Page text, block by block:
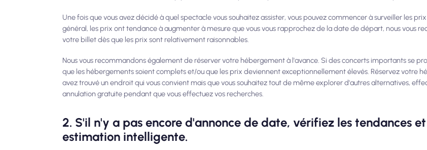
Une fois que vous avez décidé à quel spectacle vous souhaitez assister, vous pouvez commencer à surveiller les
général, les prix ont tendance à augmenter à mesure que vous vous rapprochez de la date de départ, nous vous
votre billet dès que les prix sont relativement raisonnables.
Nous vous recommandons également de réserver votre hébergement à l'avance. Si des concerts importants se
que les hébergements soient complets et/ou que les prix deviennent exceptionnellement élevés. Réservez votre
avez trouvé un endroit qui vous convient mais que vous souhaitez tout de même explorer d'autres alternatives,
annulation gratuite pendant que vous effectuez vos recherches.
2. S'il n'y a pas encore d'annonce de date, vérifiez les tendances
estimation intelligente.